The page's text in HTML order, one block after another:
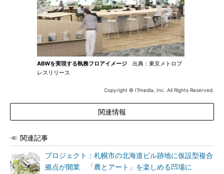
ABWを実現する執務フロアイメージ 出典：東京メトロプ
レスリリース
Copyright © ITmedia, Inc. All Rights Reserved.
関連情報
関連記事
プロジェクト：札幌市の北海道ビル跡地に仮設型複合
拠点が開業 「農とアート」を楽しめる凹場に